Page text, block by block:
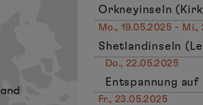
Orkneyinseln
Mo., 19.05.2025 - Mi.,
Shetlandinseln
Do., 22.05.2025
Entspannung auf
Fr., 23.05.2025